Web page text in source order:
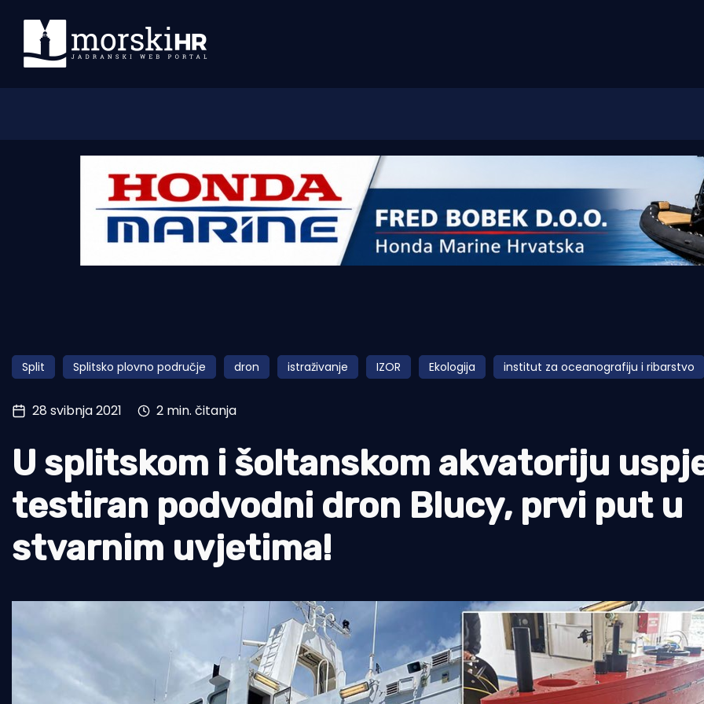
Morski plus
Pomorstvo
Ribolov
Tradicija i kultura
Split Splitsko plovno područje dron istraživanje IZOR Ekologija institut za oceanografiju i ribarstvo
28 svibnja 2021 2 min. čitanja
U splitskom i šoltanskom akvatoriju
testiran podvodni dron Blucy, prvi put u
stvarnim uvjetima!